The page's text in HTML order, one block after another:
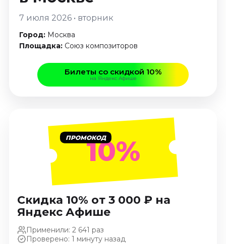
Январь 2027
Стендап
Август 2026
Октябрь 2026
Ноябрь 2026
Август 2026
Сентябрь 2026
Октябрь 2026
Декабрь 2026
Январь 2027
Экскурсии
Сентябрь 2026
Октябрь 2026
7 июля 2026 • вторник
Город: Москва
Площадка: Союз композиторов
Билеты со скидкой 10%
на Яндекс Афише
ПРОМОКОД10%
Скидка 10% от 3 000 ₽ на
Яндекс Афише
Применили: 2 641 раз
Проверено: 1 минуту назад